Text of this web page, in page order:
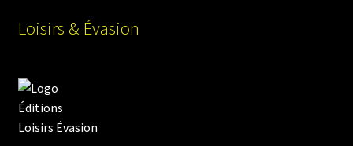
Loisirs & Évasion